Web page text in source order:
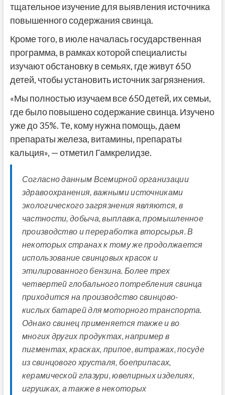
тщательное изучение для выявления источника
повышенного содержания свинца.
Кроме того, в июле началась государственная
программа, в рамках которой специалисты
изучают обстановку в семьях, где живут 650
детей, чтобы установить источник загрязнения.
«Мы полностью изучаем все 650 детей, их семьи,
где было повышено содержание свинца. Изучено
уже до 35%. Те, кому нужна помощь, даем
препараты железа, витамины, препараты
кальция», — отметил Гамкрелидзе.
Согласно данным Всемирной организации
здравоохранения, важными источниками
экологического загрязнения являются, в
частности, добыча, выплавка, промышленное
производство и переработка вторсырья. В
некоторых странах к тому же продолжается
использование свинцовых красок и
этилированного бензина. Более трех
четвертей глобального потребления свинца
приходится на производство свинцово-
кислых батарей для моторного транспорта.
Однако свинец применяется также и во
многих других продуктах, например в
пигментах, красках, припое, витражах, посуде
из свинцового хрусталя, боеприпасах,
керамической глазури, ювелирных изделиях,
игрушках, а также в некоторых